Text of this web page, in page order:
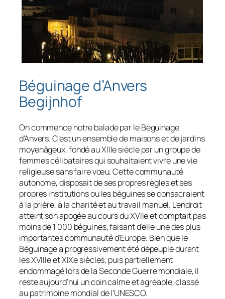
Béguinage d’Anvers
Begijnhof
On commence notre balade par le Béguinage
d’Anvers. C’est un ensemble de maisons et de jardins
moyenâgeux, fondé au XIIIe siècle par un groupe de
femmes célibataires qui souhaitaient vivre une vie
religieuse sans faire vœu. Cette communauté
autonome, disposait de ses propres règles et ses
propres institutions ou les béguines se consacraient
à la prière, à la charité et au travail manuel. L’endroit
atteint son apogée au cours du XVIIe et comptait pas
moins de 1 000 béguines, faisant d’elle une des plus
importantes communauté d’Europe. Bien que le
Béguinage a progressivement été dépeuplé durant
les XVIIIe et XIXe siècles, puis partiellement
endommagé lors de la Seconde Guerre mondiale, il
reste aujourd’hui un coin calme et agréable, classé
au patrimoine mondial de l’UNESCO.